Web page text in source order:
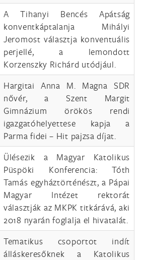
A Tihanyi Bencés Apátság
konventkáptalanja Mihályi
Jeromost választja konventuális
perjellé, a lemondott
Korzenszky Richárd utódjául.
Hargitai Anna M. Magna SDR
nővér, a Szent Margit
Gimnázium örökös rendi
igazgatóhelyettese kapja a
Parma fidei – Hit pajzsa díjat.
Ülésezik a Magyar Katolikus
Püspöki Konferencia: Tóth
Tamás egyháztörténészt, a Pápai
Magyar Intézet rektorát
választják az MKPK titkárává, aki
2018 nyarán foglalja el hivatalát.
Tematikus csoportot indít
álláskeresőknek a Katolikus